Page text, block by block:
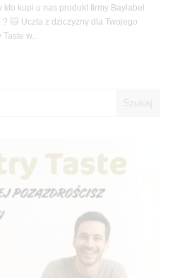
kto kupi u nas produkt firmy Baylabel
🐱 Uczta z dziczyzny dla Twojego
w...